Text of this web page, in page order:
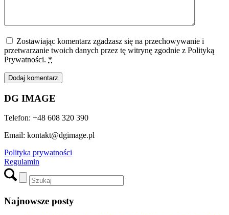
Zostawiając komentarz zgadzasz się na przechowywanie i
przetwarzanie twoich danych przez tę witrynę zgodnie z Polityką
Prywatności. *
DG IMAGE
Telefon: +48 608 320 390
Email: kontakt@dgimage.pl
Polityka prywatności
Regulamin
Najnowsze posty